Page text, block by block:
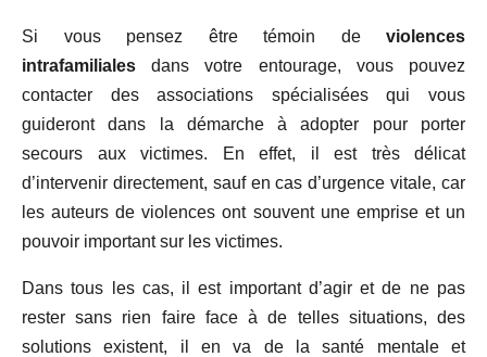
Si vous pensez être témoin de violences
intrafamiliales dans votre entourage, vous pouvez
contacter des associations spécialisées qui vous
guideront dans la démarche à adopter pour porter
secours aux victimes. En effet, il est très délicat
d’intervenir directement, sauf en cas d’urgence vitale, car
les auteurs de violences ont souvent une emprise et un
pouvoir important sur les victimes.
Dans tous les cas, il est important d’agir et de ne pas
rester sans rien faire face à de telles situations, des
solutions existent, il en va de la santé mentale et